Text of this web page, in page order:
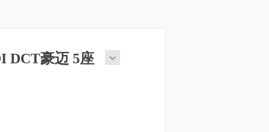
DCT豪迈 5座